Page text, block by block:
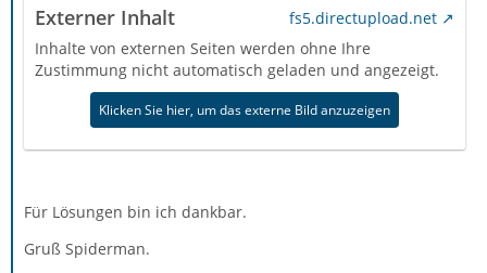
Externer Inhalt
fs5.directupload.net
Inhalte von externen Seiten werden ohne Ihre
Zustimmung nicht automatisch geladen und angezeigt.
Klicken Sie hier, um das externe Bild anzuzeigen
Für Lösungen bin ich dankbar.
Gruß Spiderman.